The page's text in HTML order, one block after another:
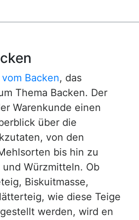
Backen, das
Thema Backen. Der
Warenkunde einen
über die
von den
bis hin zu
Würzmitteln. Ob
Biskuitmasse,
wie diese Teige
werden, wird en